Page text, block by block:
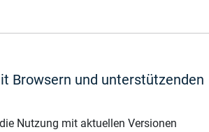
Browsern und unterstützenden
Nutzung mit aktuellen Versionen